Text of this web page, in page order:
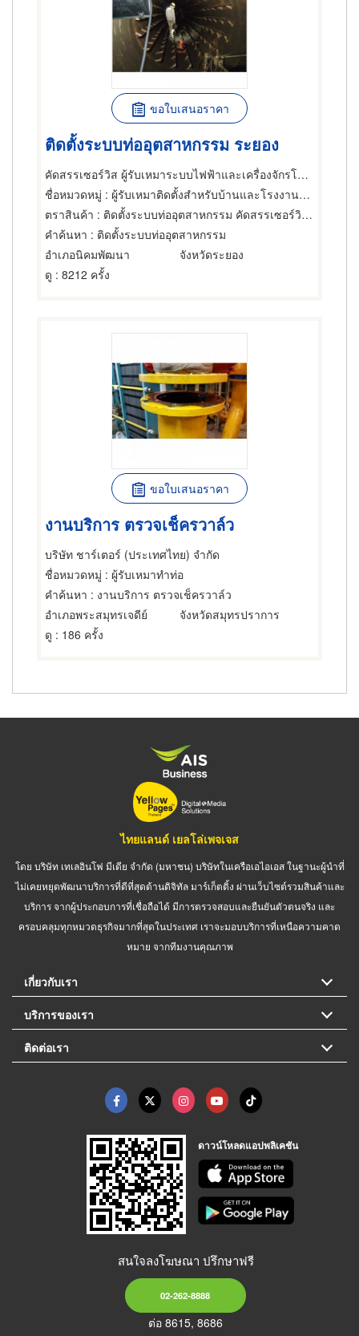
ขอใบเสนอราคา
ติดตั้งระบบท่ออุตสาหกรรม ระยอง
คัดสรรเซอร์วิส ผู้รับเหมาระบบไฟฟ้าและเครื่องจักรโรงงาน
ชื่อหมวดหมู่ : ผู้รับเหมาติดตั้งสำหรับบ้านและโรงงานไฟฟ้า,ท่อ ผู้รับเหมาวาง,ผู้รับเหมาทำท่อ
ตราสินค้า : ติดตั้งระบบท่ออุตสาหกรรม คัดสรรเซอร์วิส ระยอง
คำค้นหา : ติดตั้งระบบท่ออุตสาหกรรม
อำเภอนิคมพัฒนา
จังหวัดระยอง
ดู : 8212 ครั้ง
ขอใบเสนอราคา
งานบริการ ตรวจเช็ครวาล์ว
บริษัท ชาร์เตอร์ (ประเทศไทย) จำกัด
ชื่อหมวดหมู่ : ผู้รับเหมาทำท่อ
คำค้นหา : งานบริการ ตรวจเช็ครวาล์ว
อำเภอพระสมุทรเจดีย์
จังหวัดสมุทรปราการ
ดู : 186 ครั้ง
ไทยแลนด์ เยลโล่เพจเจส
โดย บริษัท เทเลอินโฟ มีเดีย จำกัด (มหาชน) บริษัทในเครือเอไอเอส ในฐานะผู้นำที่
ไม่เคยหยุดพัฒนาบริการที่ดีที่สุดด้านดิจิทัล มาร์เก็ตติ้ง ผ่านเว็บไซต์รวมสินค้าและ
บริการ จากผู้ประกอบการที่เชื่อถือได้ มีการตรวจสอบและยืนยันตัวตนจริง และ
ครอบคลุมทุกหมวดธุรกิจมากที่สุดในประเทศ เราจะมอบบริการที่เหนือความคาด
หมาย จากทีมงานคุณภาพ
เกี่ยวกับเรา
บริการของเรา
ติดต่อเรา
ดาวน์โหลดแอปพลิเคชัน
สนใจลงโฆษณา ปรึกษาฟรี
02-262-8888
ต่อ 8615, 8686